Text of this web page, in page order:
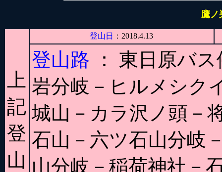
鷹ノ
上
記
登
山
登山日 ：2018.4.13
登山路 ： 東日原バ
岩分岐－ヒルメシク
城山－カラ沢ノ頭－
石山－六ツ石山分岐
山分岐－稲荷神社－